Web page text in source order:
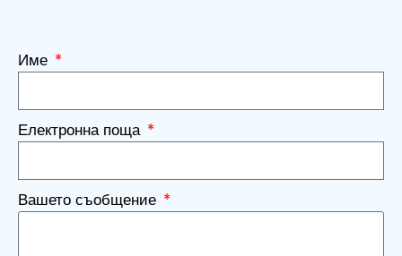
Име
Електронна поща
Вашето съобщение